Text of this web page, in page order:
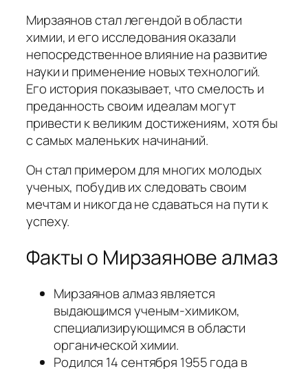
Мирзаянов стал легендой в области
химии, и его исследования оказали
непосредственное влияние на развитие
науки и применение новых технологий.
Его история показывает, что смелость и
преданность своим идеалам могут
привести к великим достижениям, хотя бы
с самых маленьких начинаний.
Он стал примером для многих молодых
ученых, побудив их следовать своим
мечтам и никогда не сдаваться на пути к
успеху.
Факты о Мирзаянове алмаз
Мирзаянов алмаз является
выдающимся ученым-химиком,
специализирующимся в области
органической химии.
Родился 14 сентября 1955 года в